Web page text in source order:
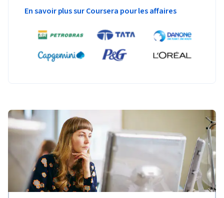
En savoir plus sur Coursera pour les affaires